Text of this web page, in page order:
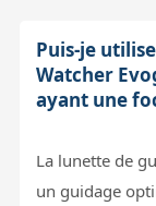
Puis-je
Watcher
ayant une
La lunette de
un guidage